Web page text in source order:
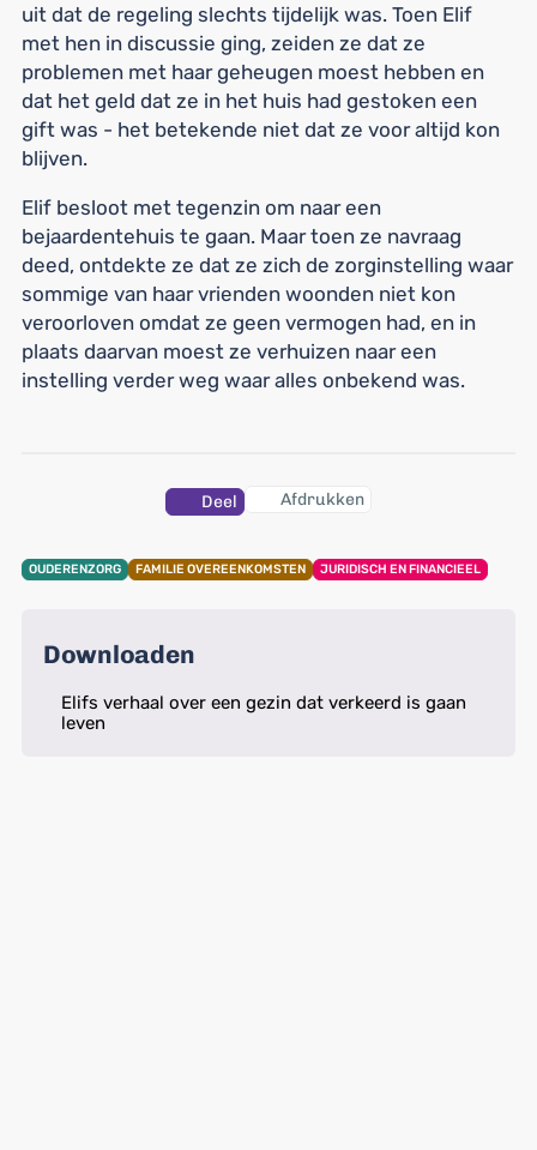
OUDERENZORG FAMILIE OVEREENKOMSTEN JURIDISCH EN FINANCIEEL
Downloaden
Elifs verhaal over een gezin dat verkeerd is gaan
leven
uit dat de regeling slechts tijdelijk was. Toen Elif
met hen in discussie ging, zeiden ze dat ze
problemen met haar geheugen moest hebben en
dat het geld dat ze in het huis had gestoken een
gift was - het betekende niet dat ze voor altijd kon
blijven.
Elif besloot met tegenzin om naar een
bejaardentehuis te gaan. Maar toen ze navraag
deed, ontdekte ze dat ze zich de zorginstelling waar
sommige van haar vrienden woonden niet kon
veroorloven omdat ze geen vermogen had, en in
plaats daarvan moest ze verhuizen naar een
instelling verder weg waar alles onbekend was.
Deel Afdrukken